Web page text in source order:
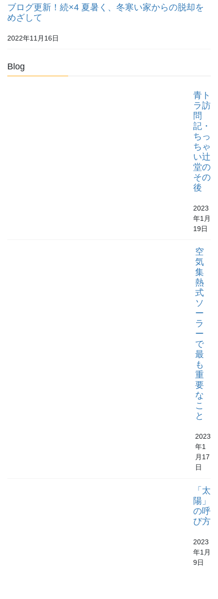
ブログ更新！続×4 夏暑く、冬寒い家からの脱却を
めざして
2022年11月16日
Blog
青ト
ラ訪
問
記・
ちっ
ちゃ
い辻
堂の
その
後
2023
年1月
19日
空
気
集
熱
式
ソ
ー
ラ
ー
で
最
も
重
要
な
こ
と
2023
年1
月17
日
「太
陽」
の呼
び方
2023
年1月
9日